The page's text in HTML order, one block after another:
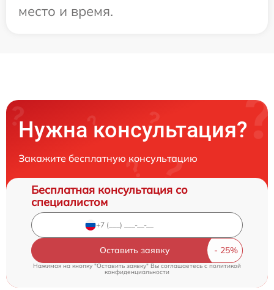
место и время.
Нужна консультация?
Закажите бесплатную консультацию
Бесплатная консультация со
специалистом
Оставить заявку
Нажимая на кнопку "Оставить заявку" Вы соглашаетесь cполитикой
конфиденциальности